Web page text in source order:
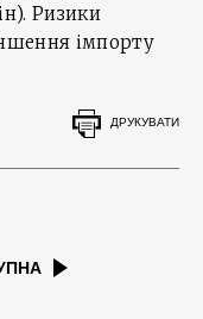
Ризики
імпорту
ДРУКУВАТИ